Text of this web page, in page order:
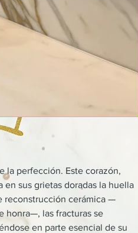
la perfección. Este corazón,
sus grietas doradas la huella
reconstrucción cerámica —
honra—, las fracturas se
en parte esencial de su